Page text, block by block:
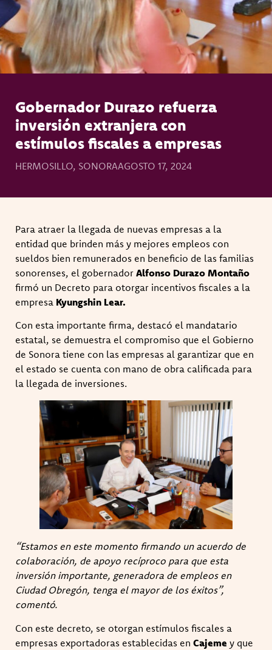
Gobernador Durazo refuerza
inversión extranjera con
estímulos fiscales a empresas
HERMOSILLO, SONORAAGOSTO 17, 2024
Para atraer la llegada de nuevas empresas a la
entidad que brinden más y mejores empleos con
sueldos bien remunerados en beneficio de las familias
sonorenses, el gobernador Alfonso Durazo Montaño
firmó un Decreto para otorgar incentivos fiscales a la
empresa Kyungshin Lear.
Con esta importante firma, destacó el mandatario
estatal, se demuestra el compromiso que el Gobierno
de Sonora tiene con las empresas al garantizar que en
el estado se cuenta con mano de obra calificada para
la llegada de inversiones.
“Estamos en este momento firmando un acuerdo de
colaboración, de apoyo recíproco para que esta
inversión importante, generadora de empleos en
Ciudad Obregón, tenga el mayor de los éxitos”,
comentó.
Con este decreto, se otorgan estímulos fiscales a
empresas exportadoras establecidas en Cajeme y que